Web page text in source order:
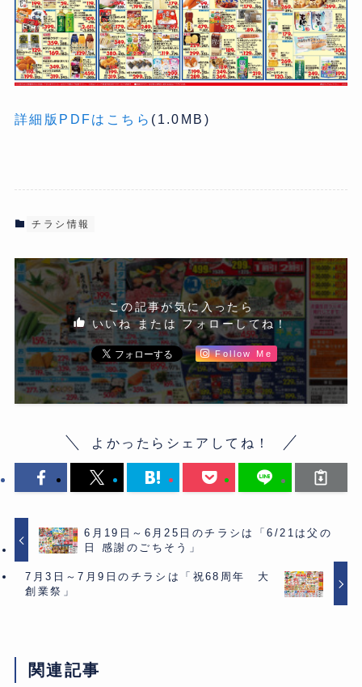
詳細版PDFはこちら (1.0MB)
チラシ情報
この記事が気に入ったら
いいね または フォローしてね！
Follow Me
よかったらシェアしてね！
6月19日～6月25日のチラシは「6/21は父の
日 感謝のごちそう」
7月3日～7月9日のチラシは「祝68周年 大
創業祭」
関連記事